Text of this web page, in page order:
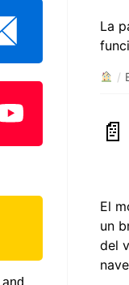
La
/
El
un
del
and